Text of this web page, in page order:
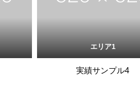
エリア1
実績サンプル4